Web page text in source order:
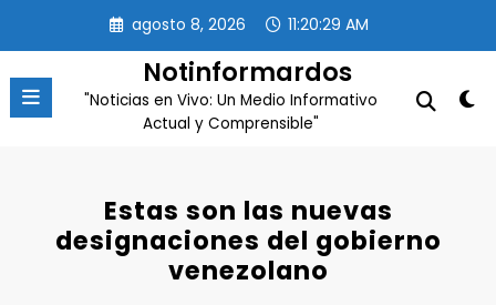
contenido
agosto 8, 2026 11:20:30 AM
Notinformardos
"Noticias en Vivo: Un Medio Informativo
Actual y Comprensible"
Estas son las nuevas
designaciones del gobierno
venezolano